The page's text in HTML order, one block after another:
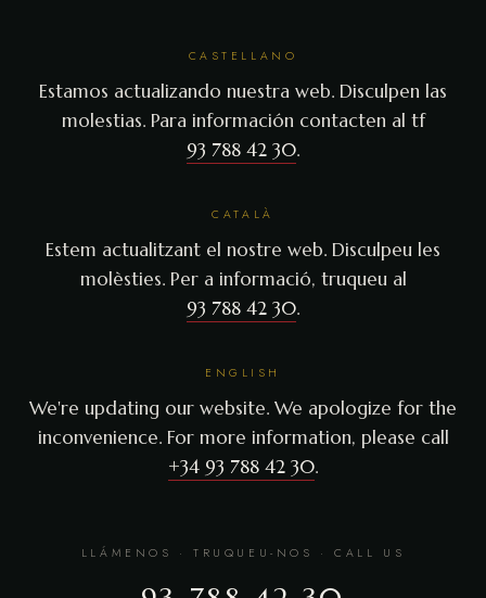
CASTELLANO
Estamos actualizando nuestra web. Disculpen las
molestias. Para información contacten al tf
93 788 42 30.
CATALÀ
Estem actualitzant el nostre web. Disculpeu les
molèsties. Per a informació, truqueu al
93 788 42 30.
ENGLISH
We're updating our website. We apologize for the
inconvenience. For more information, please call
+34 93 788 42 30.
LLÁMENOS · TRUQUEU-NOS · CALL US